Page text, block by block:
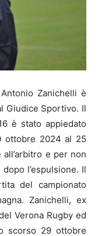
Zanichelli è
Giudice Sportivo. Il
è stato appiedato
ottobre 2024 al 25
e per non
l’espulsione. Il
del campionato
Zanichelli, ex
Verona Rugby ed
scorso 29 ottobre